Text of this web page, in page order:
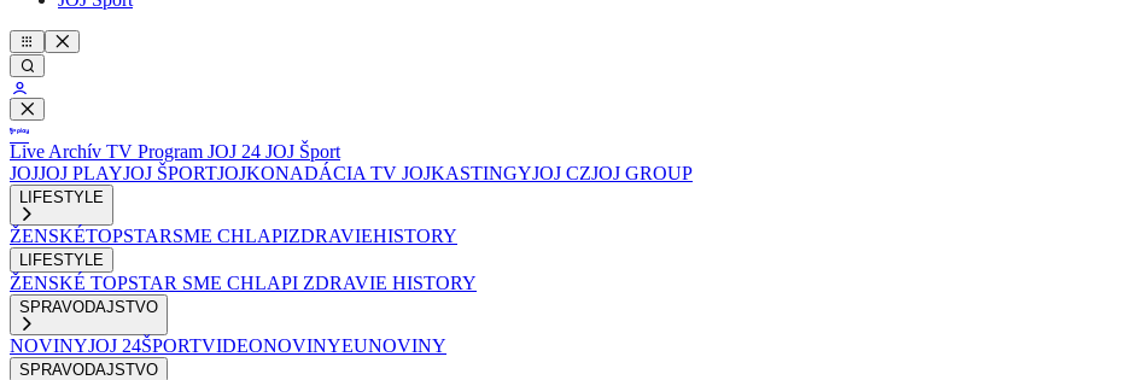
Live Archív TV Program JOJ 24 JOJ Šport
JOJJOJ PLAYJOJ ŠPORTJOJKONADÁCIA TV JOJKASTINGYJOJ CZJOJ GROUP
LIFESTYLE
ŽENSKÉTOPSTARSME CHLAPIZDRAVIEHISTORY
LIFESTYLE
ŽENSKÉ TOPSTAR SME CHLAPI ZDRAVIE HISTORY
SPRAVODAJSTVO
NOVINYJOJ 24ŠPORTVIDEONOVINYEUNOVINY
SPRAVODAJSTVO